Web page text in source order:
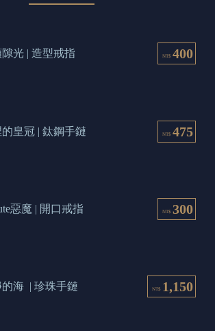
NT$ 400
光 | 造型戒指
NT$ 475
皇冠 | 鈦鋼手鏈
NT$ 300
惡魔 | 開口戒指
NT$ 1,150
海  | 珍珠手鏈